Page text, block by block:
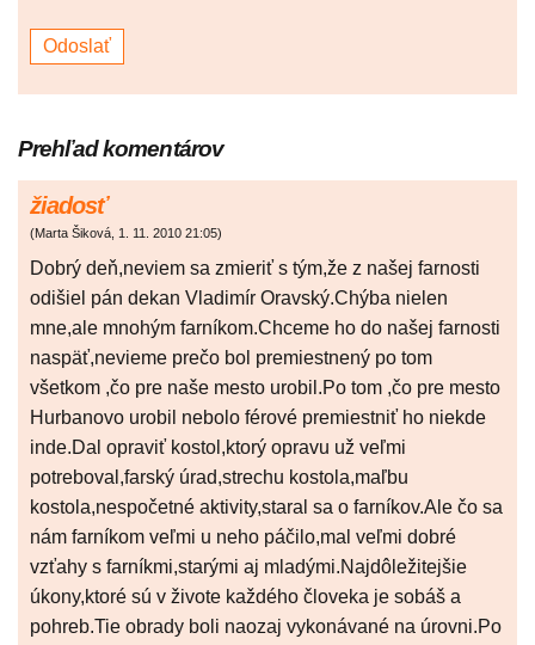
Prehľad komentárov
žiadosť
(Marta Šiková, 1. 11. 2010 21:05)
Dobrý deň,neviem sa zmieriť s tým,že z našej farnosti
odišiel pán dekan Vladimír Oravský.Chýba nielen
mne,ale mnohým farníkom.Chceme ho do našej farnosti
naspäť,nevieme prečo bol premiestnený po tom
všetkom ,čo pre naše mesto urobil.Po tom ,čo pre mesto
Hurbanovo urobil nebolo férové premiestniť ho niekde
inde.Dal opraviť kostol,ktorý opravu už veľmi
potreboval,farský úrad,strechu kostola,maľbu
kostola,nespočetné aktivity,staral sa o farníkov.Ale čo sa
nám farníkom veľmi u neho páčilo,mal veľmi dobré
vzťahy s farníkmi,starými aj mladými.Najdôležitejšie
úkony,ktoré sú v živote každého človeka je sobáš a
pohreb.Tie obrady boli naozaj vykonávané na úrovni.Po